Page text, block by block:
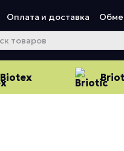
Оплата и доставка
Biotex